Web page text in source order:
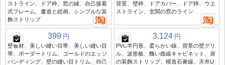
ストライン、ドア枠、窓の縁、自己接着
式フレーム、書道と絵画、シンプルな装
飾ストリップ
背景、壁枠、ドアカバー、ドア枠、ウエ
ストライン、玄関の窓のライン
399 円
壁被材、美しい縫い目帯、美しい縫い目
帯、ボーダートリム、ゴールドのエッジ
バンディング、壁の縫い目トリム、自己
3,124 円
PVC半円形、柔らかい線、背景の壁グリ
ル、波形板、醜い曲線キャビネット、扉
の装飾ストリップ、模造石膏線、天井U